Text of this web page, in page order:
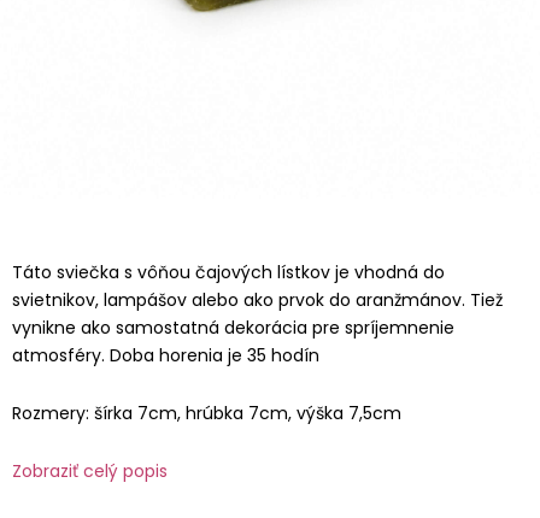
Táto sviečka s vôňou čajových lístkov je vhodná do
svietnikov, lampášov alebo ako prvok do aranžmánov. Tiež
vynikne ako samostatná dekorácia pre spríjemnenie
atmosféry. Doba horenia je 35 hodín
Rozmery: šírka 7cm, hrúbka 7cm, výška 7,5cm
Zobraziť celý popis